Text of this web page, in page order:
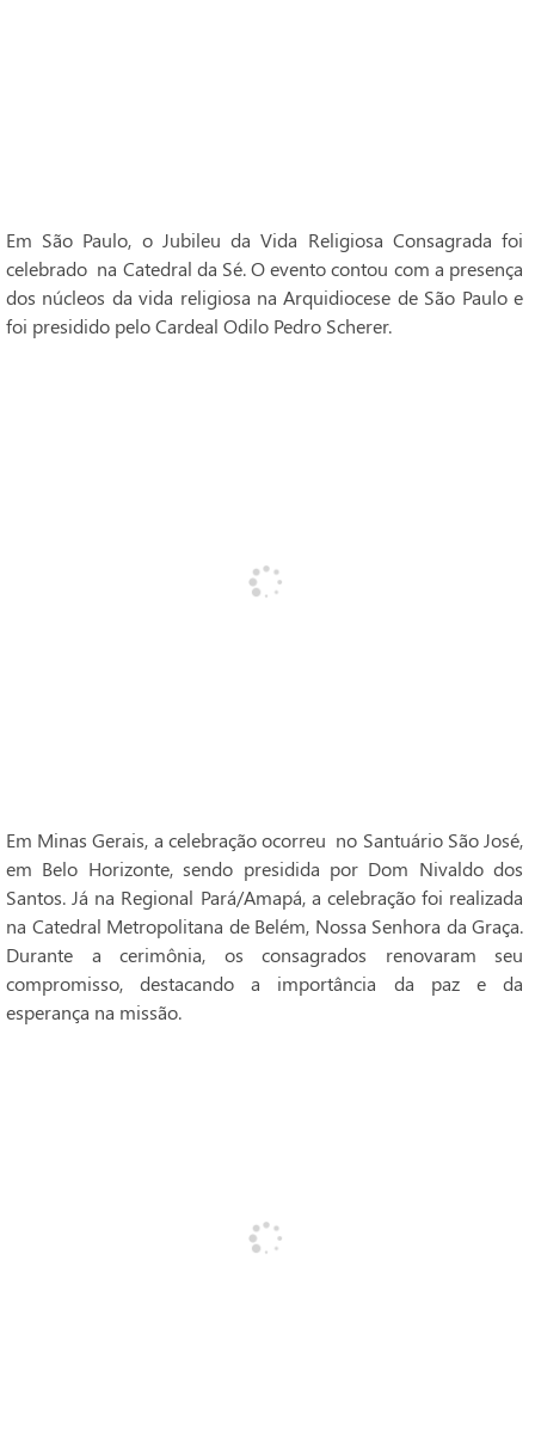
Em São Paulo, o Jubileu da Vida Religiosa Consagrada foi
celebrado na Catedral da Sé. O evento contou com a presença
dos núcleos da vida religiosa na Arquidiocese de São Paulo e
foi presidido pelo Cardeal Odilo Pedro Scherer.
Em Minas Gerais, a celebração ocorreu no Santuário São José,
em Belo Horizonte, sendo presidida por Dom Nivaldo dos
Santos. Já na Regional Pará/Amapá, a celebração foi realizada
na Catedral Metropolitana de Belém, Nossa Senhora da Graça.
Durante a cerimônia, os consagrados renovaram seu
compromisso, destacando a importância da paz e da
esperança na missão.